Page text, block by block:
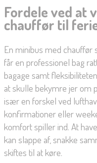
Fordele ved at
chauffør til
En minibus med chauffør
får en professionel bag
bagage samt
at skulle bekymre jer om
især en forskel ved
konfirmationer eller
komfort spiller ind. At
kan slappe af, snakke
skiftes til at køre.